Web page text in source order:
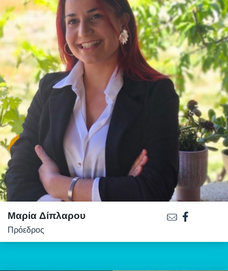
Μαρία Δίπλαρου
Πρόεδρος